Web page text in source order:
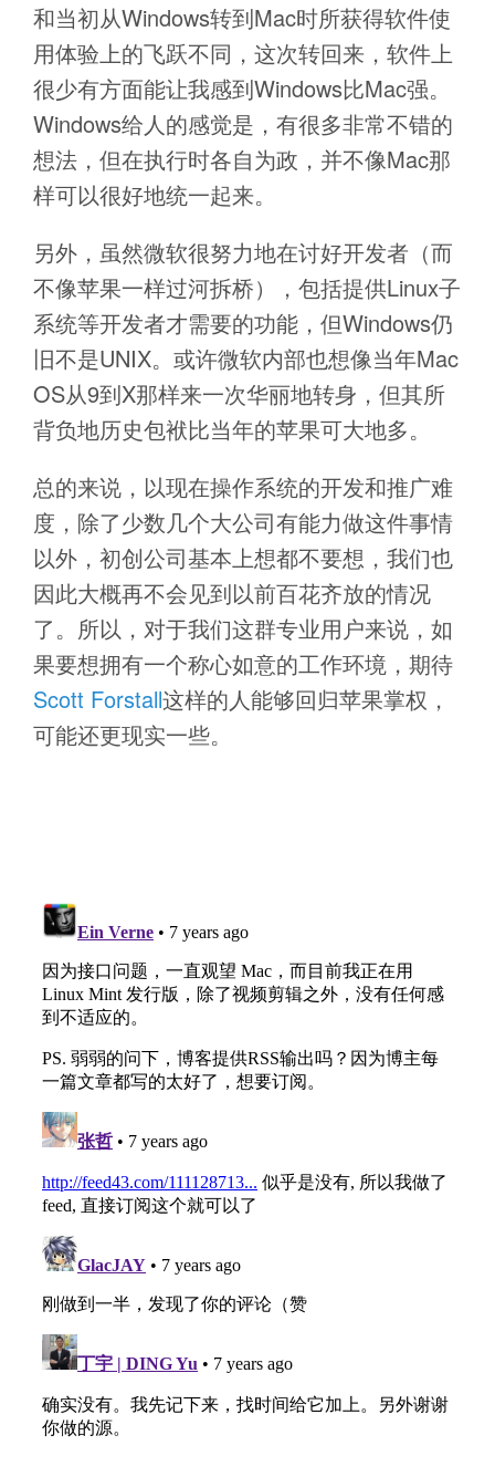
和当初从Windows转到Mac时所获得软件使
用体验上的飞跃不同，这次转回来，软件上
很少有方面能让我感到Windows比Mac强。
Windows给人的感觉是，有很多非常不错的
想法，但在执行时各自为政，并不像Mac那
样可以很好地统一起来。
另外，虽然微软很努力地在讨好开发者（而
不像苹果一样过河拆桥），包括提供Linux子
系统等开发者才需要的功能，但Windows仍
旧不是UNIX。或许微软内部也想像当年Mac
OS从9到X那样来一次华丽地转身，但其所
背负地历史包袱比当年的苹果可大地多。
总的来说，以现在操作系统的开发和推广难
度，除了少数几个大公司有能力做这件事情
以外，初创公司基本上想都不要想，我们也
因此大概再不会见到以前百花齐放的情况
了。所以，对于我们这群专业用户来说，如
果要想拥有一个称心如意的工作环境，期待
Scott Forstall这样的人能够回归苹果掌权，
可能还更现实一些。